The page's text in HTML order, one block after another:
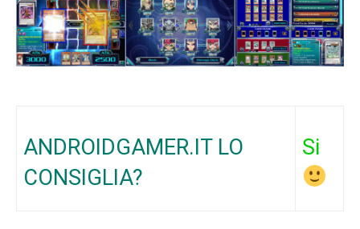
ANDROIDGAMER.IT LO
CONSIGLIA?
Si